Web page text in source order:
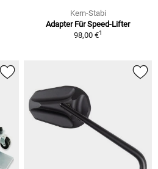
Kern-Stabi
Adapter Für Speed-Lifter
98,00 €1